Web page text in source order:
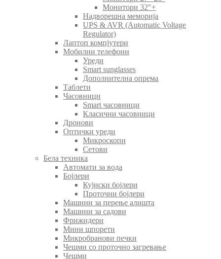
Монитори 32″+
Надворешна меморија
UPS & AVR (Automatic Voltage
Regulator)
Лаптоп компјутери
Мобилни телефони
Уреди
Smart sunglasses
Дополнителна опрема
Таблети
Часовници
Smart часовници
Класични часовници
Дронови
Оптички уреди
Микроскопи
Сетови
Бела техника
Автомати за вода
Бојлери
Кујнски бојлери
Проточни бојлери
Машини за перење алишта
Машини за садови
Фрижидери
Мини шпорети
Микробранови печки
Чешми со проточно загревање
Чешми